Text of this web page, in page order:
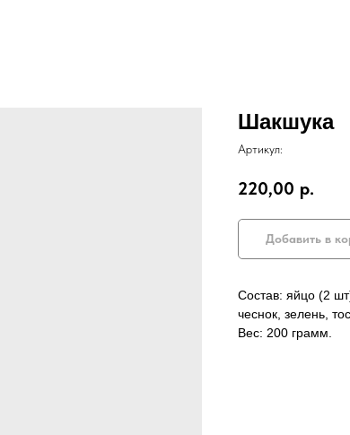
Шакшука
Артикул:
220,00 р.
Добавить в
Состав: яйцо (2
чеснок, зелень,
Вес: 200 грамм.